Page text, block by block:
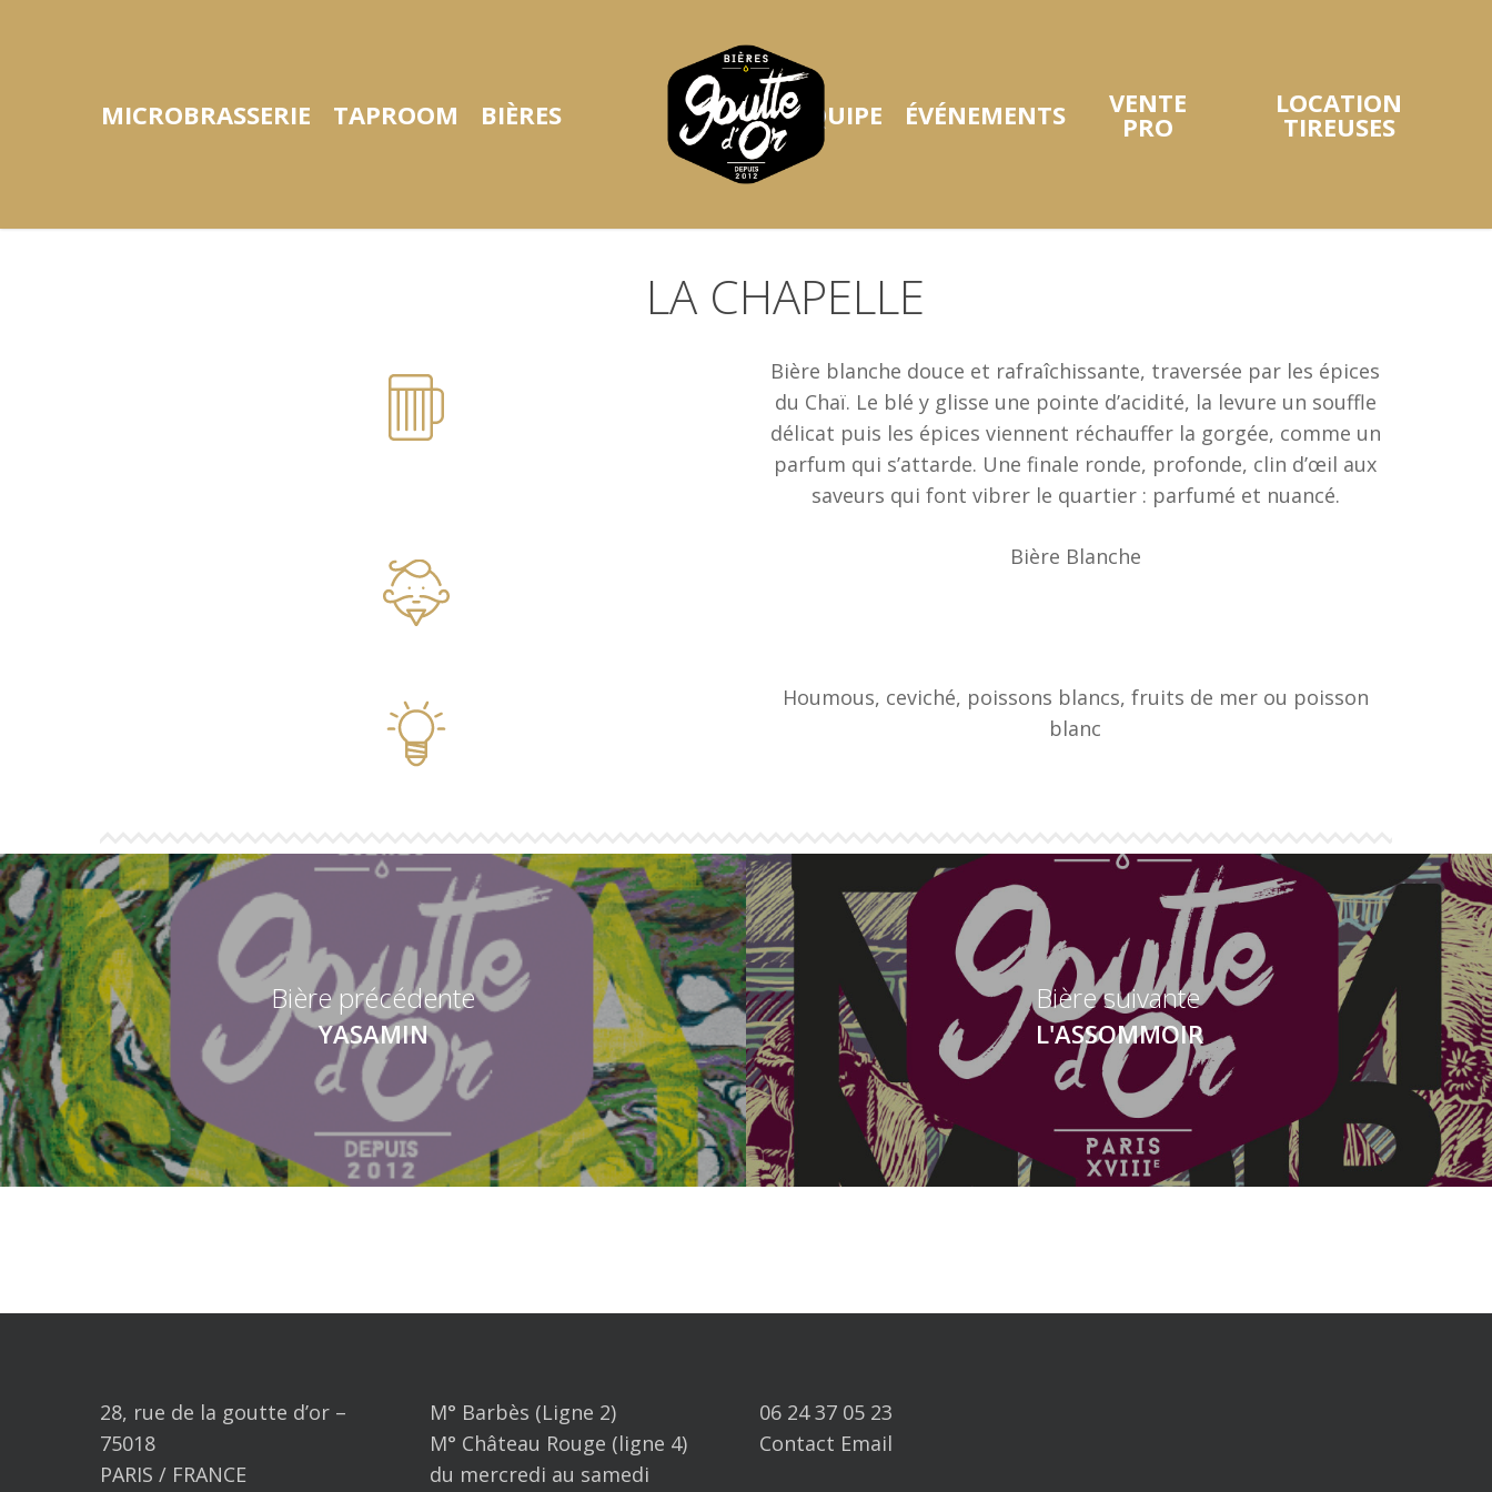
MICROBRASSERIE TAPROOM BIÈRES ÉQUIPE ÉVÉNEMENTS VENTE
PRO
LOCATION
TIREUSES
LA CHAPELLE
Bière blanche douce et rafraîchissante, traversée par les épices
du Chaï. Le blé y glisse une pointe d’acidité, la levure un souffle
délicat puis les épices viennent réchauffer la gorgée, comme un
parfum qui s’attarde. Une finale ronde, profonde, clin d’œil aux
saveurs qui font vibrer le quartier : parfumé et nuancé.
Bière Blanche
Houmous, ceviché, poissons blancs, fruits de mer ou poisson
blanc
Bière précédente
YASAMIN
Bière suivante
L'ASSOMMOIR
28, rue de la goutte d’or –
75018
PARIS / FRANCE
M° Barbès (Ligne 2)
M° Château Rouge (ligne 4)
du mercredi au samedi
06 24 37 05 23
Contact Email